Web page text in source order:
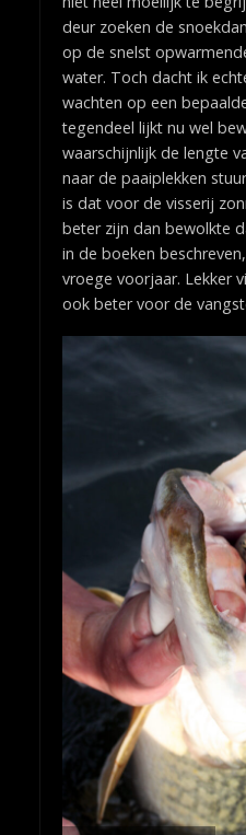
deur zoeken de
op de snelst
water. Toch dacht ik
wachten op een
tegendeel lijkt nu wel
waarschijnlijk de lengte
naar de paaiplekken
is dat voor de visserij
beter zijn dan bewolkte
in de boeken
vroege voorjaar. Lekker
ook beter voor de